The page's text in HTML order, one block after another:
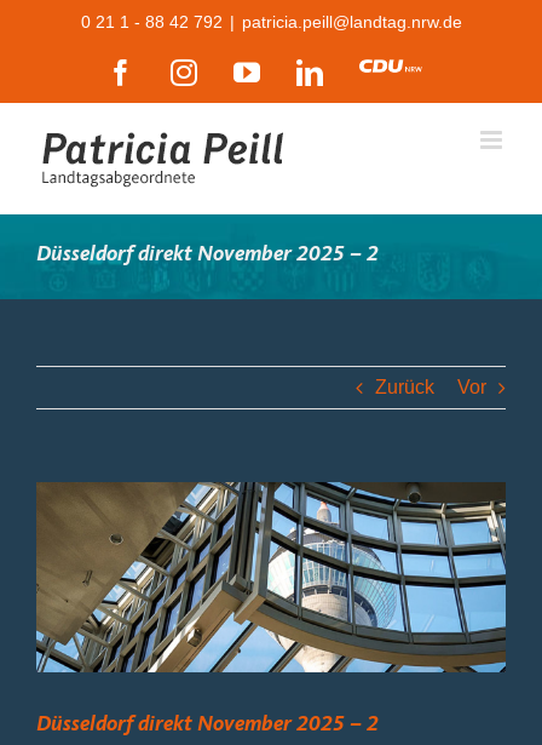
0 21 1 - 88 42 792 | patricia.peill@landtag.nrw.de
FacebookInstagramYouTubeLinkedIn
CDU
Düsseldorf direkt November 2025 – 2
Zurück Vor
Düsseldorf direkt November 2025 – 2